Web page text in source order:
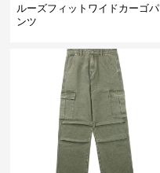
ルーズフィットワイドカーゴパ
ンツ